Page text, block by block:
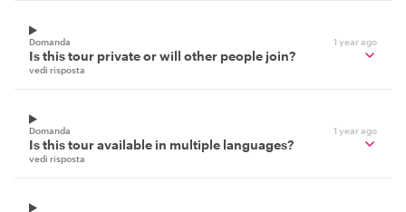
Domanda 1 year ago
Is this tour private or will other people join?
vedi risposta
Domanda 1 year ago
Is this tour available in multiple languages?
vedi risposta